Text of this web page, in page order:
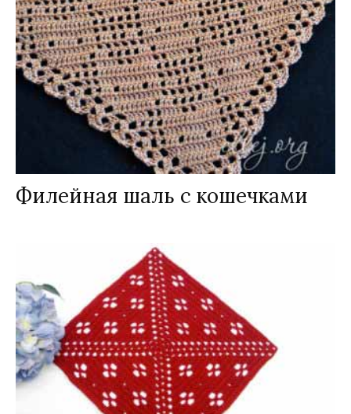
Филейная шаль с кошечками